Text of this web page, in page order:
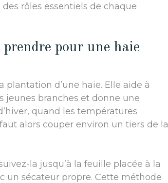
rôles essentiels de chaque
pour une haie
plantation d’une haie. Elle aide à
jeunes branches et donne une
quand les températures
alors couper environ un tiers de la
la jusqu’à la feuille placée à la
un sécateur propre. Cette méthode